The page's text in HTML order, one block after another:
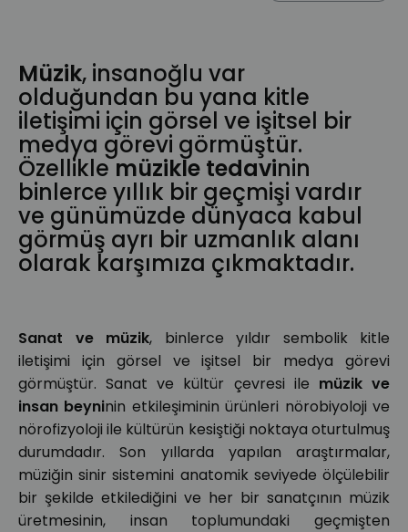
Müzik, insanoğlu var
olduğundan bu yana kitle
iletişimi için görsel ve işitsel bir
medya görevi görmüştür.
Özelliklemüzikle tedavinin
binlerce yıllık bir geçmişi vardır
ve günümüzde dünyaca kabul
görmüş ayrı bir uzmanlık alanı
olarak karşımıza çıkmaktadır.
Sanat ve müzik, binlerce yıldır sembolik kitle
iletişimi için görsel ve işitsel bir medya görevi
görmüştür. Sanat ve kültür çevresi ile müzik ve
insan beyninin etkileşiminin ürünleri nörobiyoloji ve
nörofizyoloji ile kültürün kesiştiği noktaya oturtulmuş
durumdadır. Son yıllarda yapılan araştırmalar,
müziğin sinir sistemini anatomik seviyede ölçülebilir
bir şekilde etkilediğini ve her bir sanatçının müzik
üretmesinin, insan toplumundaki geçmişten